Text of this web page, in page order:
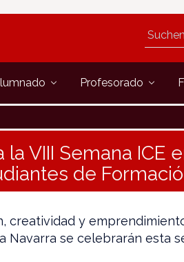
Profesorado
la VIII Semana ICE
de
creatividad y
Navarra se celebrarán esta